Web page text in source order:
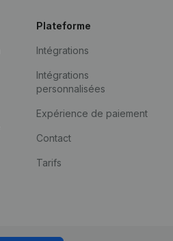
Plateforme
Intégrations
Intégrations
personnalisées
Expérience de paiement
Contact
Tarifs